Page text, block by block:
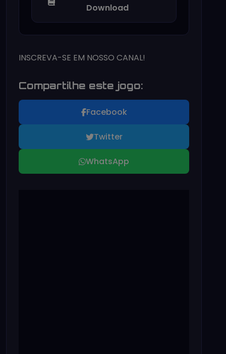
Download
INSCREVA-SE EM NOSSO CANAL!
Compartilhe este jogo:
Facebook
Twitter
WhatsApp